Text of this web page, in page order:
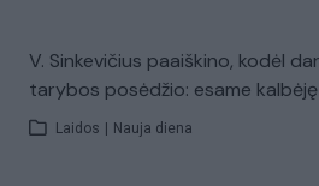
V. Sinkevičius paaiškino, kodėl
tarybos posėdžio: esame kalbėję
Laidos Nauja diena